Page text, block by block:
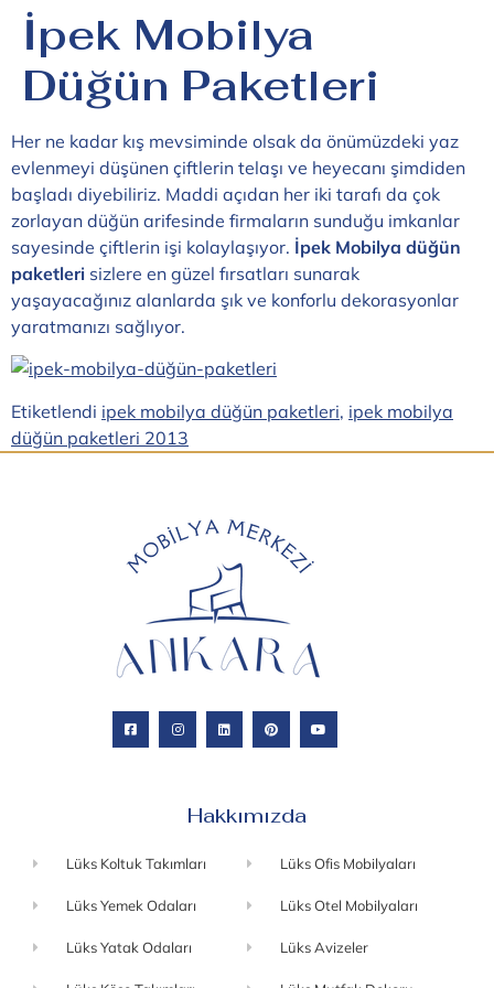
İpek Mobilya
Düğün Paketleri
Her ne kadar kış mevsiminde olsak da önümüzdeki yaz
evlenmeyi düşünen çiftlerin telaşı ve heyecanı şimdiden
başladı diyebiliriz. Maddi açıdan her iki tarafı da çok
zorlayan düğün arifesinde firmaların sunduğu imkanlar
sayesinde çiftlerin işi kolaylaşıyor. İpek Mobilya düğün
paketleri sizlere en güzel fırsatları sunarak
yaşayacağınız alanlarda şık ve konforlu dekorasyonlar
yaratmanızı sağlıyor.
Etiketlendi ipek mobilya düğün paketleri, ipek mobilya
düğün paketleri 2013
Hakkımızda
Lüks Koltuk Takımları
Lüks Yemek Odaları
Lüks Yatak Odaları
Lüks Ofis Mobilyaları
Lüks Otel Mobilyaları
Lüks Avizeler